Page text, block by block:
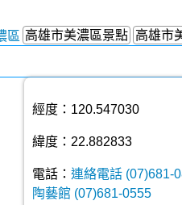
區 高雄市美濃區景點 高雄市
經度：120.547030
緯度：22.882833
電話： 連絡電話 (07)681-
陶藝館 (07)681-0555